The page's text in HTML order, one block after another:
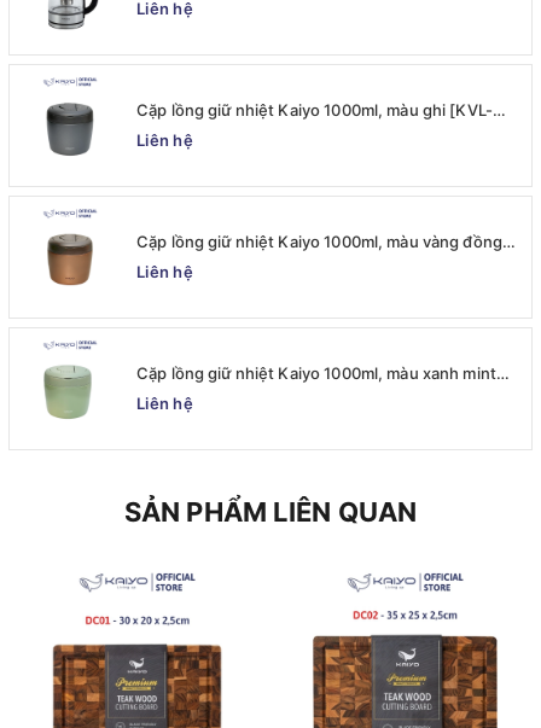
Liên hệ
Cặp lồng giữ nhiệt Kaiyo 1000ml, màu ghi [KVL-
6537]
Liên hệ
Cặp lồng giữ nhiệt Kaiyo 1000ml, màu vàng đồng
[KVL-6520]
Liên hệ
Cặp lồng giữ nhiệt Kaiyo 1000ml, màu xanh mint
[mã KVL-6513]
Liên hệ
SẢN PHẨM LIÊN QUAN